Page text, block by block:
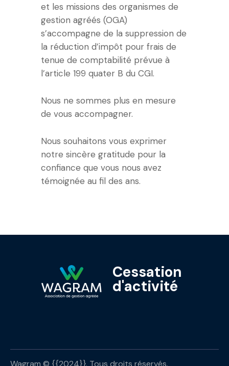
et les missions des organismes de
gestion agréés (OGA)
s’accompagne de la suppression de
la réduction d’impôt pour frais de
tenue de comptabilité prévue à
l’article 199 quater B du CGI.
Nous ne sommes plus en mesure
de vous accompagner.
Nous souhaitons vous exprimer
notre sincère gratitude pour la
confiance que vous nous avez
témoignée au fil des ans.
Cessation
d'activité
Wagram © {{2024}}. Tous droits réservés.